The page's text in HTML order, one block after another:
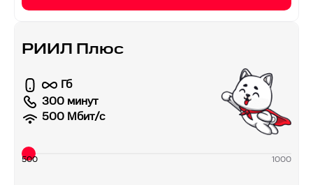
РИИЛ Плюс
Гб
300 минут
500 Мбит/с
500 1000